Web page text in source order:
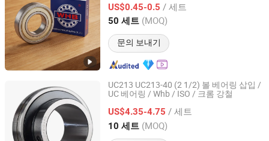
US$0.45-0.5 / 세트
50 세트 (MOQ)
문의 보내기
Shandong, China 이후 2022
UC213 UC213-40 (2 1/2) 볼 베어링 삽입 /
UC 베어링 / Whb / ISO / 크롬 강철
US$4.35-4.75 / 세트
10 세트 (MOQ)
Liaocheng Weiheng Import and Export Co., Ltd.
Shandong, China 이후 2022